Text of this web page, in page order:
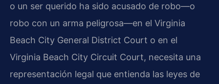
o un ser querido ha sido acusado de robo—o
robo con un arma peligrosa—en el Virginia
Beach City General District Court o en el
Virginia Beach City Circuit Court, necesita una
representación legal que entienda las leyes de